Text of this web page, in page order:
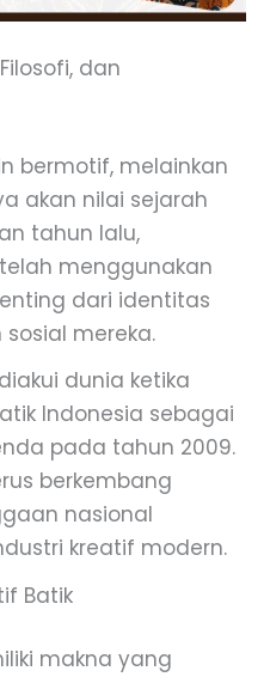
dan
bermotif, melainkan
akan nilai sejarah
tahun lalu,
menggunakan
dari identitas
mereka.
dunia ketika
Indonesia sebagai
pada tahun 2009.
berkembang
nasional
kreatif modern.
Batik
makna yang